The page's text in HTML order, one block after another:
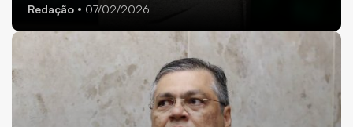
Redação 07/02/2026